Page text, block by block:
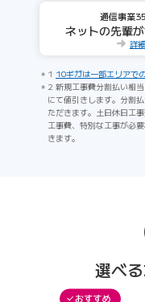
通信事業
ネットの先輩
詳
1 10ギガは一部エリアで
2 新規工事費分割払い相
にて値引きします。分割
ただきます。土日休日工
工事費、特別な工事が必
きます。
選べ